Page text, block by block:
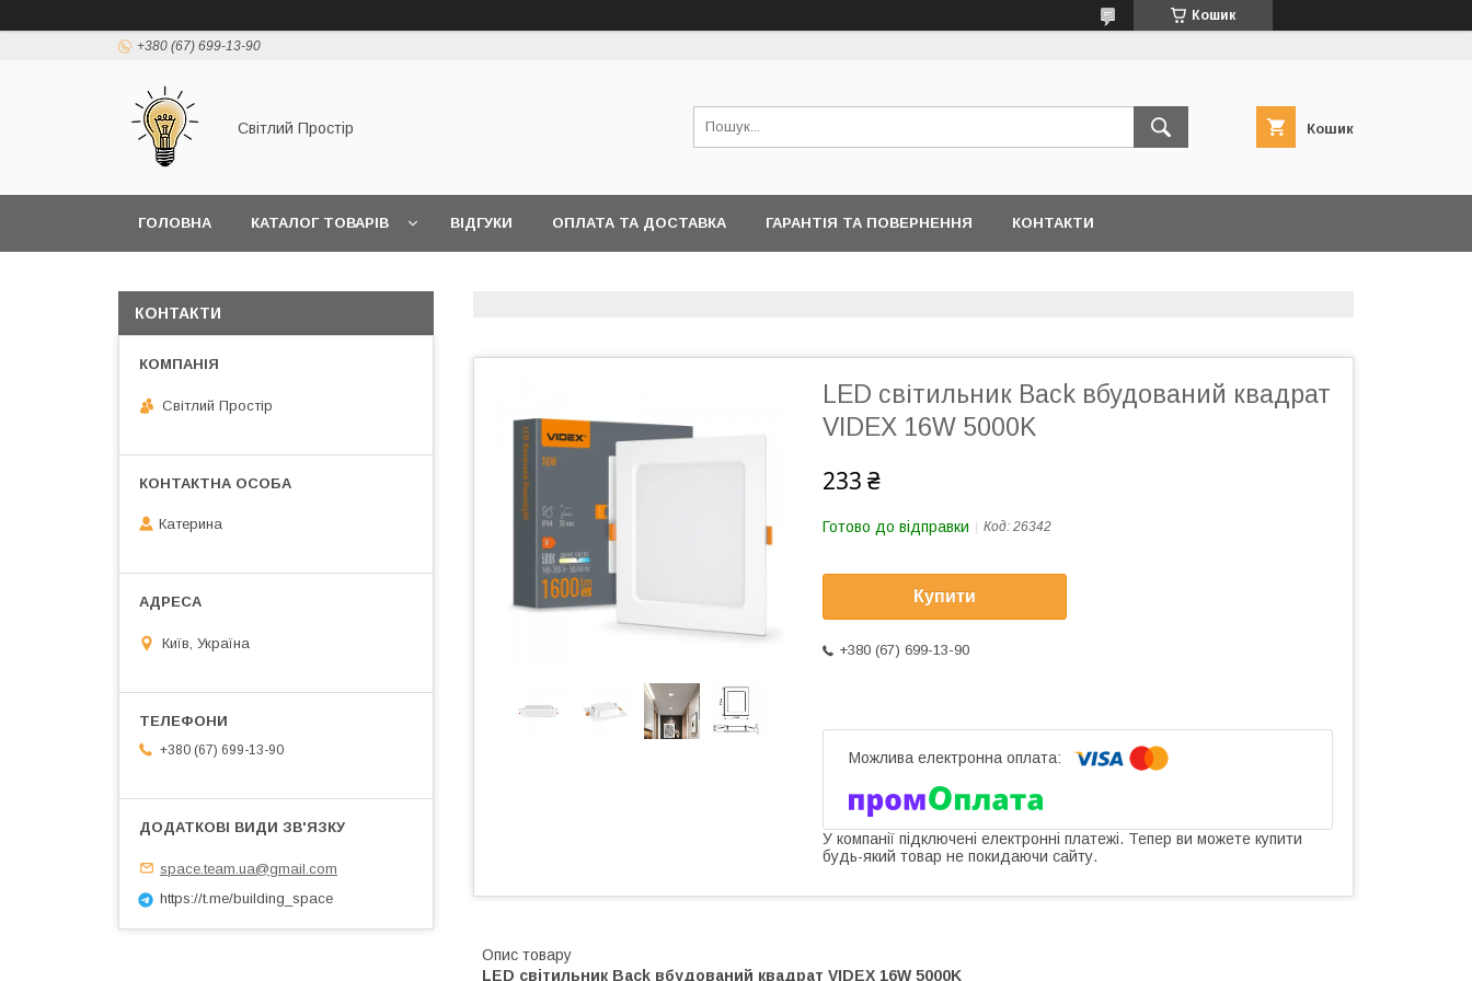
Кошик
+380 (67) 699-13-90
Світлий Простір Кошик
ГОЛОВНА КАТАЛОГ ТОВАРІВ ВІДГУКИ ОПЛАТА ТА ДОСТАВКА ГАРАНТІЯ ТА ПОВЕРНЕННЯ КОНТАКТИ
LED світильник Back вбудований квадрат
VIDEX 16W 5000K
233 ₴
Готово до відправки Код: 26342
Купити
+380 (67) 699-13-90
У компанії підключені електронні платежі. Тепер ви можете купити
будь-який товар не покидаючи сайту.
Опис товару
LED світильник Back вбудований квадрат VIDEX 16W 5000K
КОНТАКТИ
Світлий Простір
Катерина
Київ, Україна
+380 (67) 699-13-90
space.team.ua@gmail.com
https://t.me/building_space